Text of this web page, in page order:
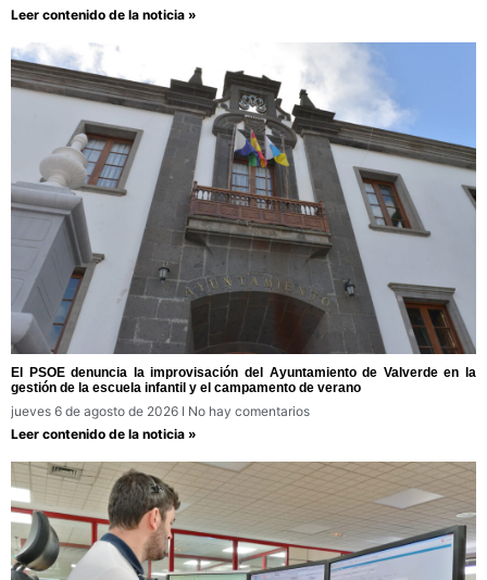
Leer contenido de la noticia »
El PSOE denuncia la improvisación del Ayuntamiento de Valverde en la
gestión de la escuela infantil y el campamento de verano
jueves 6 de agosto de 2026
No hay comentarios
Leer contenido de la noticia »